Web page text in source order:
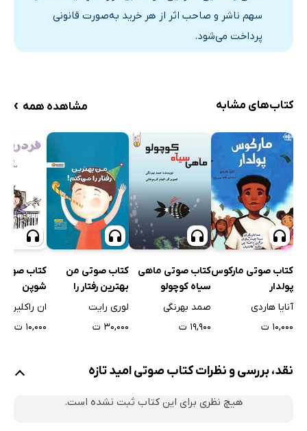
سهم ناشر و صاحب اثر از هر خرید به‌صورت قانونی
پرداخت می‌شود.
کتاب‌های مشابه مشاهده همه ›
کتاب صوتی مارکوس
پولدار
آنایا هاردی
۱۰,۰۰۰ ت
کتاب صوتی ماهی
سیاه کوچولو
صمد بهرنگی
۱۹,۹۰۰ ت
کتاب صوتی من
بهترین رفتار را
می‌کنم!
لوری رایت
۳۰,۰۰۰ ت
کتاب
شوپن
ان راکلین
۱۰,۰۰۰ ت
نقد، بررسی و نظرات کتاب صوتی امید تازه
هیچ نظری برای این کتاب ثبت نشده است.